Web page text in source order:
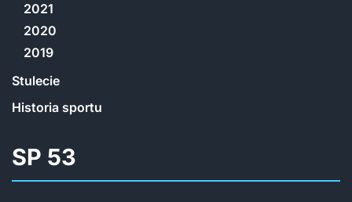
2021
2020
2019
Stulecie
Historia sportu
SP 53